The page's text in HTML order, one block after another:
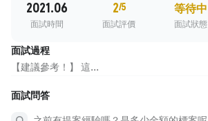
2021.06
面試時間
2/5
面試評價
等待中
面試狀態
面試過程
【建議參考！】 這...
面試問答